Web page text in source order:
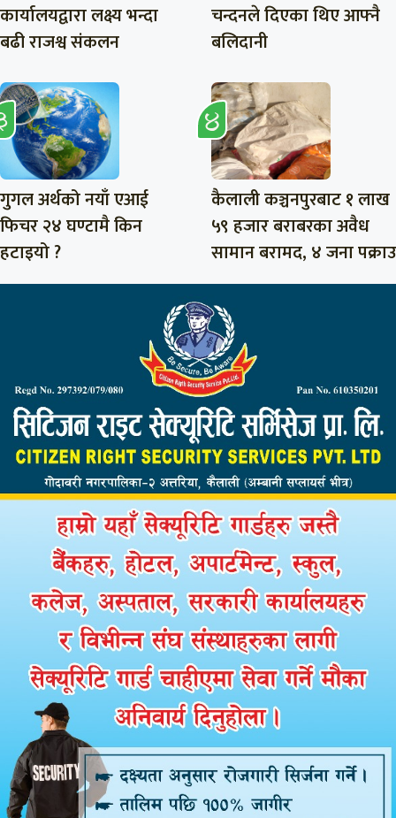
कार्यालयद्वारा लक्ष्य भन्दा
बढी राजश्व संकलन
चन्दनले दिएका थिए आफ्नै
बलिदानी
गुगल अर्थको नयाँ एआई
फिचर २४ घण्टामै किन
हटाइयो ?
कैलाली कञ्चनपुरबाट १ लाख
५९ हजार बराबरका अवैध
सामान बरामद, ४ जना पक्राउ